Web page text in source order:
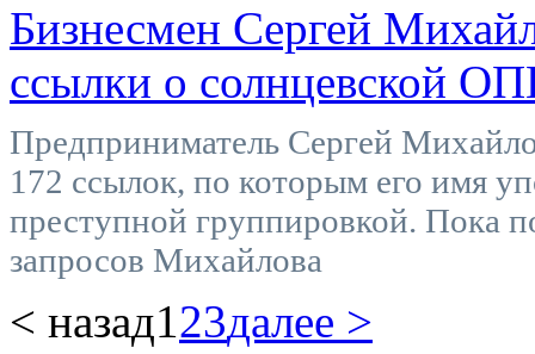
Бизнесмен Сергей
ссылки о солнцевской
Предприниматель Сергей
172 ссылок, по которым его имя
преступной группировкой. Пока
запросов Михайлова
< назад1 23далее >